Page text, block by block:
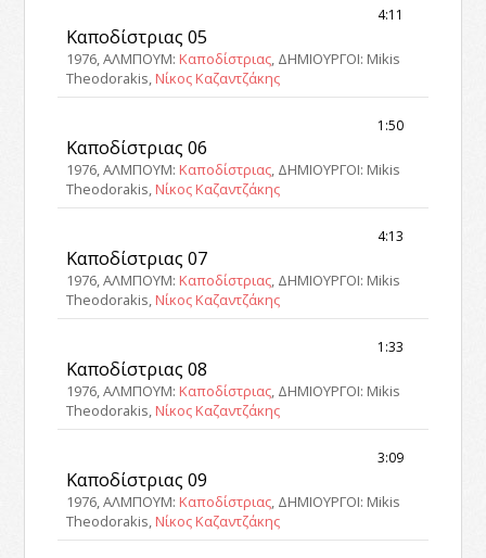
4:11
Καποδίστριας 05
1976, ΑΛΜΠΟΥΜ: Καποδίστριας, ΔΗΜΙΟΥΡΓΟΙ: Mikis
Theodorakis, Νίκος Καζαντζάκης
1:50
Καποδίστριας 06
1976, ΑΛΜΠΟΥΜ: Καποδίστριας, ΔΗΜΙΟΥΡΓΟΙ: Mikis
Theodorakis, Νίκος Καζαντζάκης
4:13
Καποδίστριας 07
1976, ΑΛΜΠΟΥΜ: Καποδίστριας, ΔΗΜΙΟΥΡΓΟΙ: Mikis
Theodorakis, Νίκος Καζαντζάκης
1:33
Καποδίστριας 08
1976, ΑΛΜΠΟΥΜ: Καποδίστριας, ΔΗΜΙΟΥΡΓΟΙ: Mikis
Theodorakis, Νίκος Καζαντζάκης
3:09
Καποδίστριας 09
1976, ΑΛΜΠΟΥΜ: Καποδίστριας, ΔΗΜΙΟΥΡΓΟΙ: Mikis
Theodorakis, Νίκος Καζαντζάκης